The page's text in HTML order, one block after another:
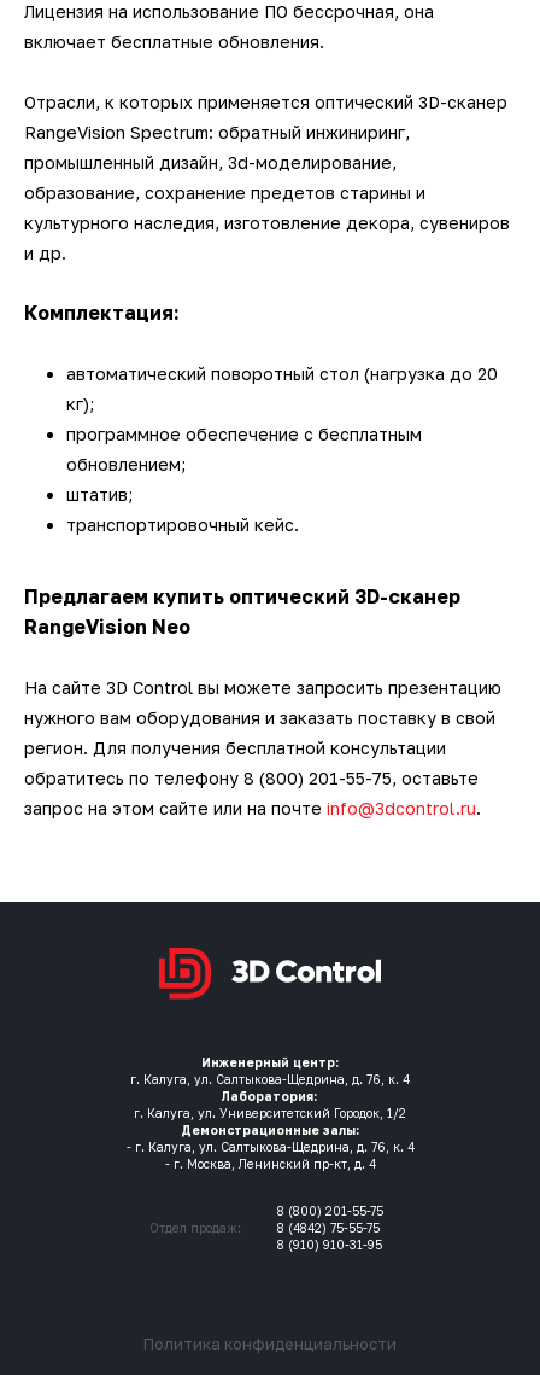
Лицензия на использование ПО бессрочная, она
включает бесплатные обновления.
Отрасли, к которых применяется оптический 3D-сканер
RangeVision Spectrum: обратный инжиниринг,
промышленный дизайн, 3d-моделирование,
образование, сохранение предетов старины и
культурного наследия, изготовление декора, сувениров
и др.
Комплектация:
автоматический поворотный стол (нагрузка до 20
кг);
программное обеспечение с бесплатным
обновлением;
штатив;
транспортировочный кейс.
Предлагаем купить оптический 3D-сканер
RangeVision Neo
На сайте 3D Control вы можете запросить презентацию
нужного вам оборудования и заказать поставку в свой
регион. Для получения бесплатной консультации
обратитесь по телефону 8 (800) 201-55-75, оставьте
запрос на этом сайте или на почте info@3dcontrol.ru.
Инженерный центр:
г. Калуга, ул. Салтыкова-Щедрина, д. 76, к. 4
Лаборатория:
г. Калуга, ул. Университетский Городок, 1/2
Демонстрационные залы:
- г. Калуга, ул. Салтыкова-Щедрина, д. 76, к. 4
- г. Москва, Ленинский пр-кт, д. 4
Отдел продаж:
8 (800) 201-55-75
8 (4842) 75-55-75
8 (910) 910-31-95
Политика конфиденциальности